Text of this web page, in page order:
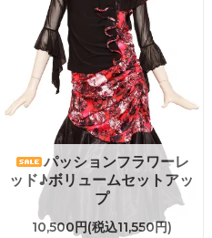
パッションフラワーレ
ッド♪ボリュームセットアッ
プ
10,500円(税込11,550円)